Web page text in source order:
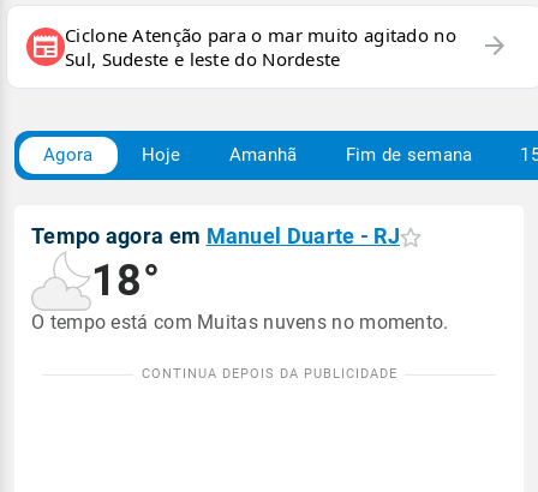
newspaper Ciclone Atenção para o mar muito agitado no
Sul, Sudeste e leste do Nordeste
arrow_forward
Agora Hoje Amanhã Fim de semana
Tempo agora em Manuel Duarte - RJ
18°
O tempo está com Muitas nuvens no momento.